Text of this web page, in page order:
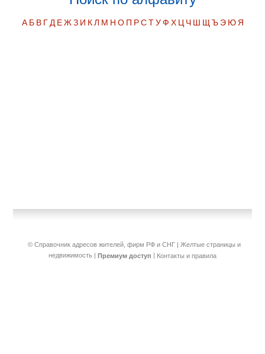
А Б В Г Д Е Ж З И К Л М Н О П Р С Т У Ф Х Ц Ч Ш Щ Ъ Э Ю Я
© Справочник адресов жителей, фирм РФ и СНГ | Желтые страницы и
недвижимость | Премиум доступ | Контакты и правила